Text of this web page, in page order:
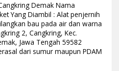
Demak Nama
Yang Diambil : Alat penjernih
bau pada air dan warna
2, Cangkring, Kec.
Jawa Tengah 59582
dari sumur maupun PDAM